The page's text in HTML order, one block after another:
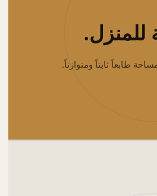
للمنزل.
طابعاً ثابتاً ومتوازناً.